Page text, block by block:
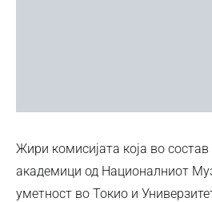
Жири комисијата која во
академици од Националниот
уметност во Токио и